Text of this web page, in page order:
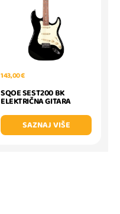
143,00 €
SQOE SEST200 BK
ELEKTRIČNA GITARA
SAZNAJ VIŠE